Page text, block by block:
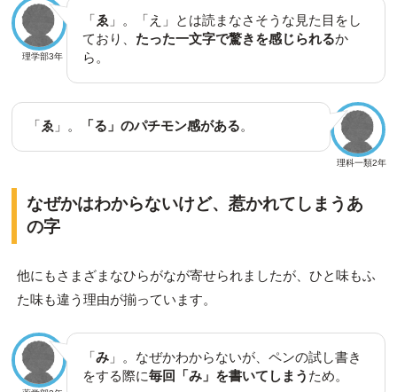
理学部3年
「ゑ 」。「え」とは読まなさそうな見た目をし
ており、 たった一文字で驚きを感じられるか
ら。
理科一類2年
「ゑ 」。 「る」のパチモン感がある。
なぜかはわからないけど、惹かれてしまうあ
の字
他にもさまざまなひらがなが寄せられましたが、ひと味もふ
た味も違う理由が揃っています。
「み 」。なぜかわからないが、ペンの試し書き
をする際に毎回「み」を書いてしまう ため。